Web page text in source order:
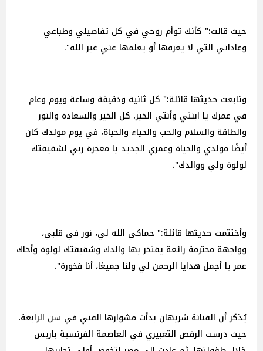
حيث قالت:" كأنك توأم روحي في كل تفاصيلي وطباعي
وعاداتي التي لا يعرفها أو يعلمها عني غير الله".
وتابعت حديثها قائلة:" كل ثانية ودقيقة وساعة ويوم وعام
في عمرك يا ابنتي وأنتي الخير، كل الخير والسعادة والنور
والطاقة والسلام والحب والحياء والحياة، ‏‎في يوم مولدك كان
أيضًا مولدي والحياة وعمري الجديد يا معجزة ربي لشقيقتك
لولوة ولي ووالدك".
وأختتمت حديثها قائلة:" حماكي الله لي، نور في قلبي،
وواجهة محترمة رائعة يفتخر بها والدك وشقيقتك لولوة وأخاك
عمر يا أجمل هدايا الرحمن لي ولنا جميعًا، أنا فخورة".
يُذكر أن الفنانة شريهان بدأت مشوارها الفني في سن الرابعة،
حيث درست الرقص التعبيري في العاصمة الفرنسية باريس